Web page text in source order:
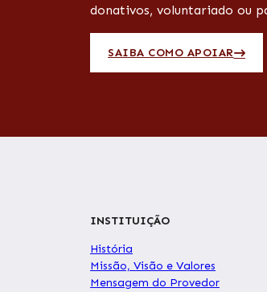
donativos, voluntariado ou
SAIBA COMO APOIAR
INSTITUIÇÃO
História
Missão, Visão e Valores
Mensagem do Provedor